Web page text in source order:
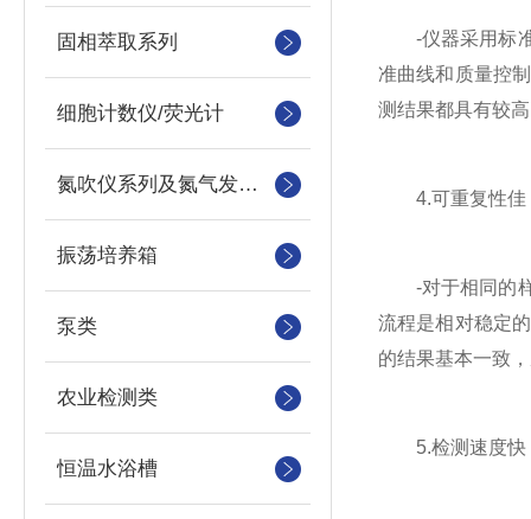
固相萃取系列
细胞计数仪/荧光计
氮吹仪系列及氮气发生器
振荡培养箱
泵类
农业检测类
恒温水浴槽
-仪器采用标准
准曲线和质量控
测结果都具有较
4.可重复性佳
-对于相同的样
流程是相对稳定
的结果基本一致
5.检测速度快